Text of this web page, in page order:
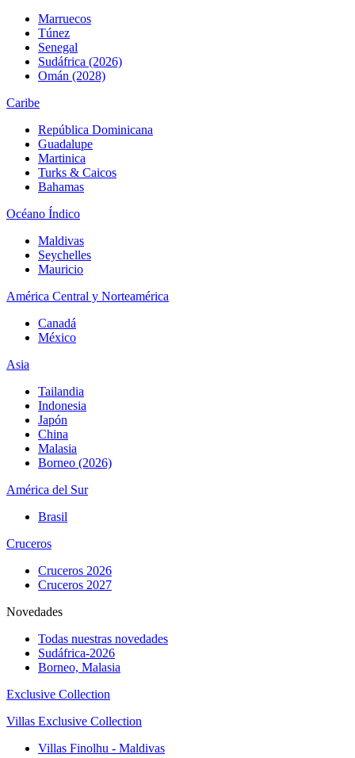
Marruecos
Túnez
Senegal
Sudáfrica (2026)
Omán (2028)
Caribe
República Dominicana
Guadalupe
Martinica
Turks & Caicos
Bahamas
Océano Índico
Maldivas
Seychelles
Mauricio
América Central y Norteamérica
Canadá
México
Asia
Tailandia
Indonesia
Japón
China
Malasia
Borneo (2026)
América del Sur
Brasil
Cruceros
Cruceros 2026
Cruceros 2027
Novedades
Todas nuestras novedades
Sudáfrica-2026
Borneo, Malasia
Exclusive Collection
Villas Exclusive Collection
Villas Finolhu - Maldivas